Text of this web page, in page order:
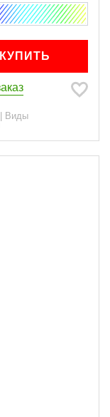
КУПИТЬ
Виды